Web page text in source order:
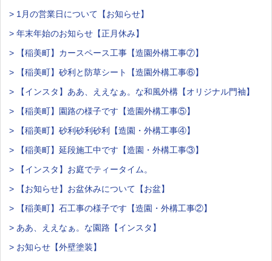
> 1月の営業日について【お知らせ】
> 年末年始のお知らせ【正月休み】
> 【稲美町】カースペース工事【造園外構工事⑦】
> 【稲美町】砂利と防草シート【造園外構工事⑥】
> 【インスタ】ああ、ええなぁ。な和風外構【オリジナル門袖】
> 【稲美町】園路の様子です【造園外構工事⑤】
> 【稲美町】砂利砂利砂利【造園・外構工事④】
> 【稲美町】延段施工中です【造園・外構工事③】
> 【インスタ】お庭でティータイム。
> 【お知らせ】お盆休みについて【お盆】
> 【稲美町】石工事の様子です【造園・外構工事②】
> ああ、ええなぁ。な園路【インスタ】
> お知らせ【外壁塗装】